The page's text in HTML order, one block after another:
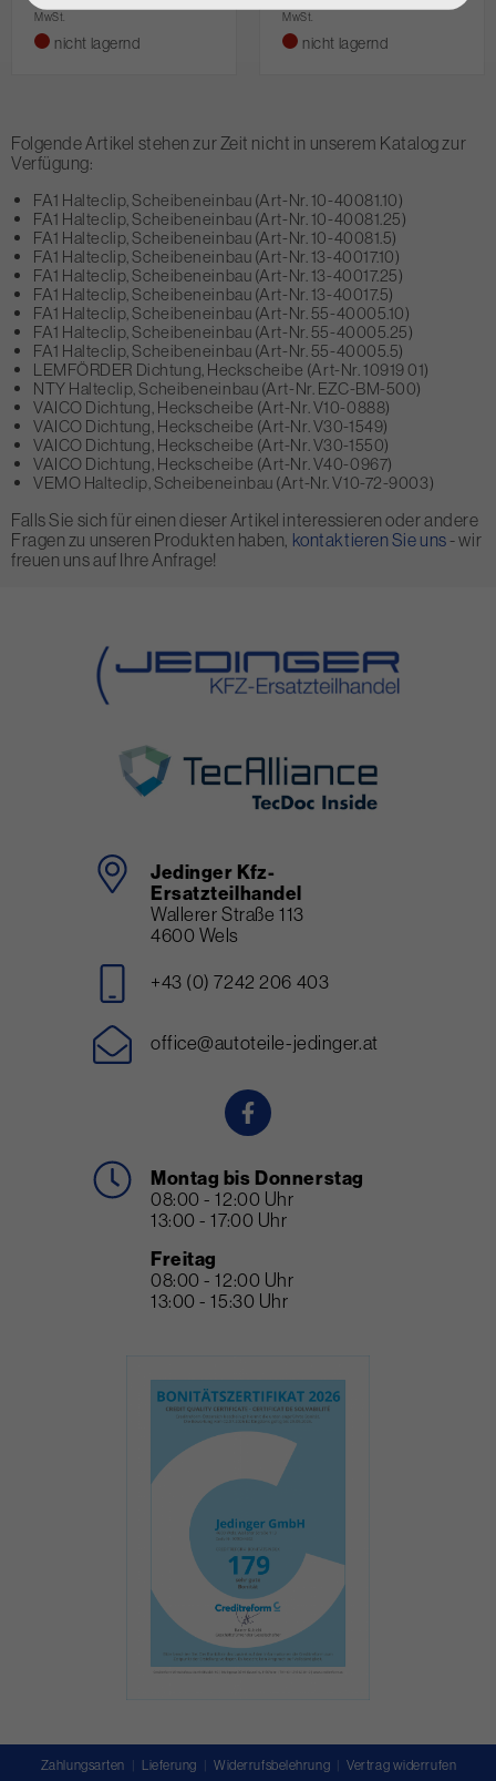
MwSt.
nicht lagernd
MwSt.
nicht lagernd
Folgende Artikel stehen zur Zeit nicht in unserem Katalog zur
Verfügung:
FA1 Halteclip, Scheibeneinbau (Art-Nr. 10-40081.10)
FA1 Halteclip, Scheibeneinbau (Art-Nr. 10-40081.25)
FA1 Halteclip, Scheibeneinbau (Art-Nr. 10-40081.5)
FA1 Halteclip, Scheibeneinbau (Art-Nr. 13-40017.10)
FA1 Halteclip, Scheibeneinbau (Art-Nr. 13-40017.25)
FA1 Halteclip, Scheibeneinbau (Art-Nr. 13-40017.5)
FA1 Halteclip, Scheibeneinbau (Art-Nr. 55-40005.10)
FA1 Halteclip, Scheibeneinbau (Art-Nr. 55-40005.25)
FA1 Halteclip, Scheibeneinbau (Art-Nr. 55-40005.5)
LEMFÖRDER Dichtung, Heckscheibe (Art-Nr. 10919 01)
NTY Halteclip, Scheibeneinbau (Art-Nr. EZC-BM-500)
VAICO Dichtung, Heckscheibe (Art-Nr. V10-0888)
VAICO Dichtung, Heckscheibe (Art-Nr. V30-1549)
VAICO Dichtung, Heckscheibe (Art-Nr. V30-1550)
VAICO Dichtung, Heckscheibe (Art-Nr. V40-0967)
VEMO Halteclip, Scheibeneinbau (Art-Nr. V10-72-9003)
Falls Sie sich für einen dieser Artikel interessieren oder andere
Fragen zu unseren Produkten haben, kontaktieren Sie uns- wir
freuen uns auf Ihre Anfrage!
Jedinger Kfz-
Ersatzteilhandel
Wallerer Straße 113
4600 Wels
+43 (0) 7242 206 403
office@autoteile-jedinger.at
Montag bis Donnerstag
08:00 - 12:00 Uhr
13:00 - 17:00 Uhr
Freitag
08:00 - 12:00 Uhr
13:00 - 15:30 Uhr
Zahlungsarten Lieferung Widerrufsbelehrung
Vertrag widerrufen